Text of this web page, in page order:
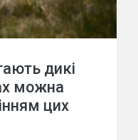
дикі
можна
цих